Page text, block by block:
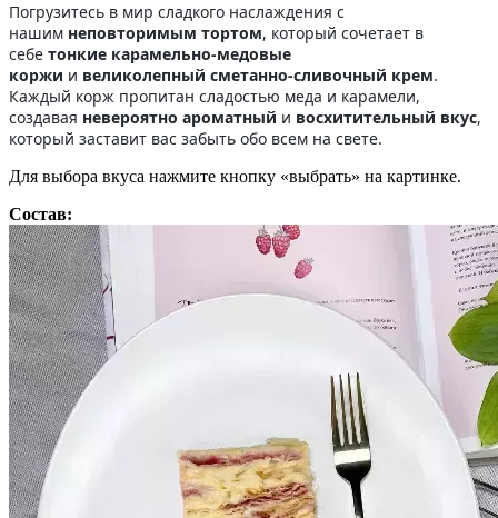
Погрузитесь в мир сладкого наслаждения с
нашим неповторимым тортом, который сочетает в
себе тонкие карамельно-медовые
коржи и великолепный сметанно-сливочный крем.
Каждый корж пропитан сладостью меда и карамели,
создавая невероятно ароматный и восхитительный вкус,
который заставит вас забыть обо всем на свете.
Для выбора вкуса нажмите кнопку «выбрать» на картинке.
Состав: